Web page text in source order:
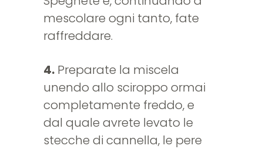
mescolare ogni tanto, fate
raffreddare.
4. Preparate la miscela
unendo allo sciroppo ormai
completamente freddo, e
dal quale avrete levato le
stecche di cannella, le pere